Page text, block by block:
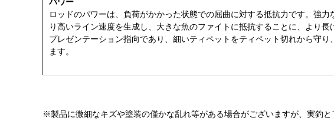
ロッドのパワーは、負荷がかかった状態での屈曲に対する抵抗力です。強
り高いライン速度を生成し、大きな魚のファイトに抵抗することに、より
プレゼンテーション指向であり、細いティペットをティペット切れから守
ます。
※製品に微細なキズや塗装の僅かな乱れ等がある場合がございますが、実釣